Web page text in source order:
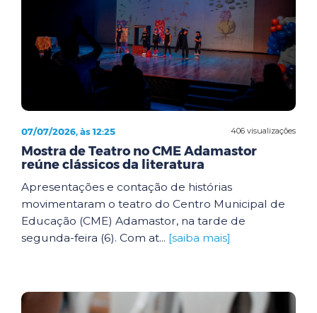
406 visualizações
07/07/2026, às 12:25
Mostra de Teatro no CME Adamastor
reúne clássicos da literatura
Apresentações e contação de histórias
movimentaram o teatro do Centro Municipal de
Educação (CME) Adamastor, na tarde de
segunda-feira (6). Com at... [saiba mais]